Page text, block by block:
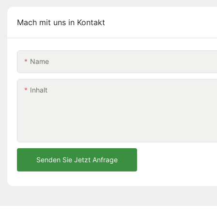
Mach mit uns in Kontakt
Name
Inhalt
Senden Sie Jetzt Anfrage